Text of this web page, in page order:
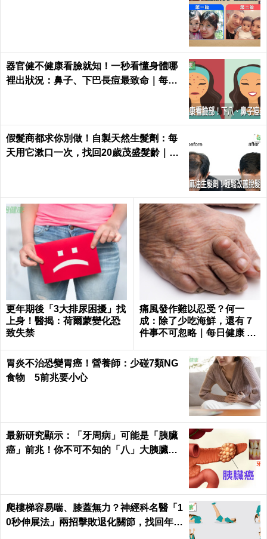
器官健不健康看臉就知！一秒看懂身體哪
裡出狀況：鼻子、下巴長痘最致命｜每日
假髮商都求你別做！自製天然生髮劑：每
天用它漱口一次，找回20歲茂盛髮齡｜每
更年期後「3大排尿困擾」找
上身！醫揭：荷爾蒙變化恐
致失禁
痛風發作難以忍受？何一
成：除了少吃海鮮，還有７
件事不可忽略｜每日健康 He
胃炎不治恐變胃癌！營養師：少碰7類NG
食物 5前兆要小心
最新研究顯示：「牙周病」可能是「胰臟
癌」前兆！你不可不知的「八」大胰臟癌
爬樓梯容易喘、膝蓋無力？神經科名醫「1
0秒伸展法」兩招擊敗退化關節，找回年輕